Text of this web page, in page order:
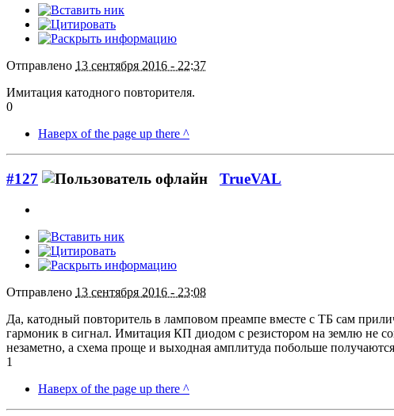
Отправлено 13 сентября 2016 - 22:37
Имитация катодного повторителя.
0
Наверх of the page up there ^
#127 TrueVAL
Отправлено 13 сентября 2016 - 23:08
Да, катодный повторитель в ламповом преампе вместе с ТБ сам
гармоник в сигнал. Имитация КП диодом с резистором на землю не
незаметно, а схема проще и выходная амплитуда побольше
1
Наверх of the page up there ^